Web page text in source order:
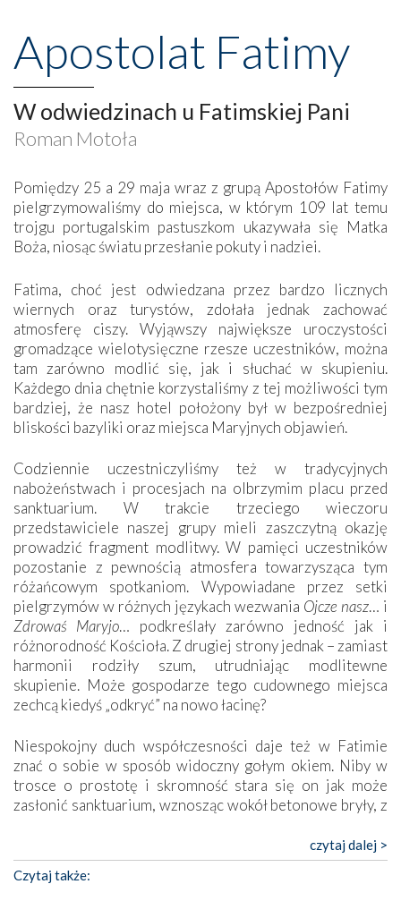
Apostolat Fatimy
W odwiedzinach u Fatimskiej Pani
Roman Motoła
Pomiędzy 25 a 29 maja wraz z grupą Apostołów Fatimy
pielgrzymowaliśmy do miejsca, w którym 109 lat temu
trojgu portugalskim pastuszkom ukazywała się Matka
Boża, niosąc światu przesłanie pokuty i nadziei.
Fatima, choć jest odwiedzana przez bardzo licznych
wiernych oraz turystów, zdołała jednak zachować
atmosferę ciszy. Wyjąwszy największe uroczystości
gromadzące wielotysięczne rzesze uczestników, można
tam zarówno modlić się, jak i słuchać w skupieniu.
Każdego dnia chętnie korzystaliśmy z tej możliwości tym
bardziej, że nasz hotel położony był w bezpośredniej
bliskości bazyliki oraz miejsca Maryjnych objawień.
Codziennie uczestniczyliśmy też w tradycyjnych
nabożeństwach i procesjach na olbrzymim placu przed
sanktuarium. W trakcie trzeciego wieczoru
przedstawiciele naszej grupy mieli zaszczytną okazję
prowadzić fragment modlitwy. W pamięci uczestników
pozostanie z pewnością atmosfera towarzysząca tym
różańcowym spotkaniom. Wypowiadane przez setki
pielgrzymów w różnych językach wezwania Ojcze nasz… i
Zdrowaś Maryjo… podkreślały zarówno jedność jak i
różnorodność Kościoła. Z drugiej strony jednak – zamiast
harmonii rodziły szum, utrudniając modlitewne
skupienie. Może gospodarze tego cudownego miejsca
zechcą kiedyś „odkryć” na nowo łacinę?
Niespokojny duch współczesności daje też w Fatimie
znać o sobie w sposób widoczny gołym okiem. Niby w
trosce o prostotę i skromność stara się on jak może
zasłonić sanktuarium, wznosząc wokół betonowe bryły, z
katolickiego kultu. Tylko co wspólnego z żywą,
autentyczną wiarą mogą mieć płaskie, szare bunkry albo
kaplice, w których Tabernakulum przypomina bardziej
czytaj dalej >
Czytaj także: